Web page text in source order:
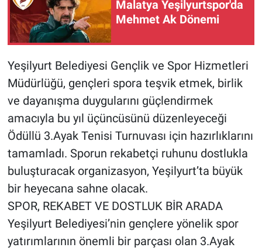
Malatya Yeşilyurtspor'da
Mehmet Ak Dönemi
Yeşilyurt Belediyesi Gençlik ve Spor Hizmetleri
Müdürlüğü, gençleri spora teşvik etmek, birlik
ve dayanışma duygularını güçlendirmek
amacıyla bu yıl üçüncüsünü düzenleyeceği
Ödüllü 3.Ayak Tenisi Turnuvası için hazırlıklarını
tamamladı. Sporun rekabetçi ruhunu dostlukla
buluşturacak organizasyon, Yeşilyurt’ta büyük
bir heyecana sahne olacak.
SPOR, REKABET VE DOSTLUK BİR ARADA
Yeşilyurt Belediyesi’nin gençlere yönelik spor
yatırımlarının önemli bir parçası olan 3.Ayak